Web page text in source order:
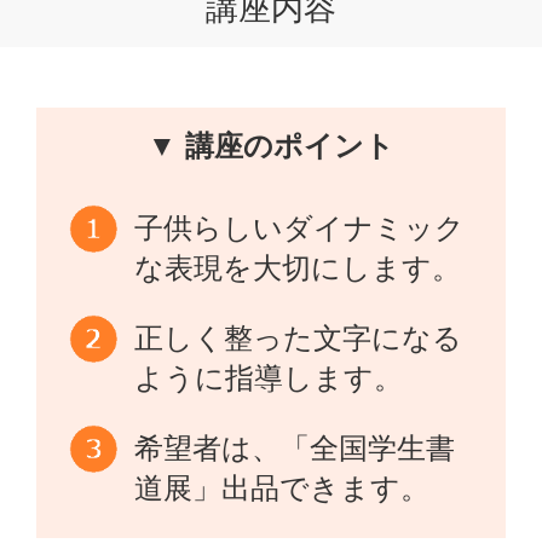
講座内容
▼ 講座のポイント
子供らしいダイナミック
な表現を大切にします。
正しく整った文字になる
ように指導します。
希望者は、「全国学生書
道展」出品できます。